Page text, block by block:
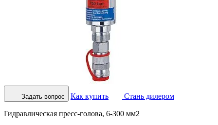
Задать вопрос Как купить Стань дилером
Гидравлическая пресс-голова, 6-300 мм2